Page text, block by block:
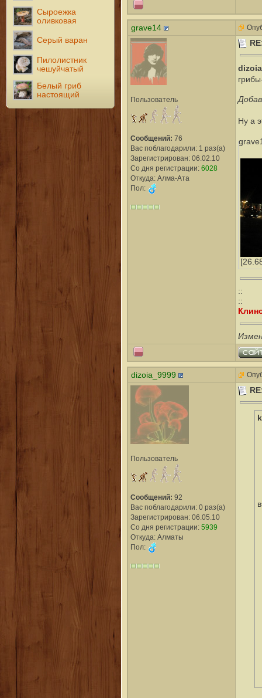
Сыроежка
оливковая
Серый варан
Пилолистник
чешуйчатый
Белый гриб
настоящий
grave14
Пользователь
Сообщений: 76
Вас поблагодарили: 1 раз(а)
Зарегистрирован: 06.02.10
Со дня регистрации: 6028
Откуда: Алма-Ата
Пол:
Ну а
::
::
dizoia_9999
Пользователь
Сообщений: 92
Вас поблагодарили: 0 раз(а)
Зарегистрирован: 06.05.10
Со дня регистрации: 5939
Откуда: Алматы
Пол: